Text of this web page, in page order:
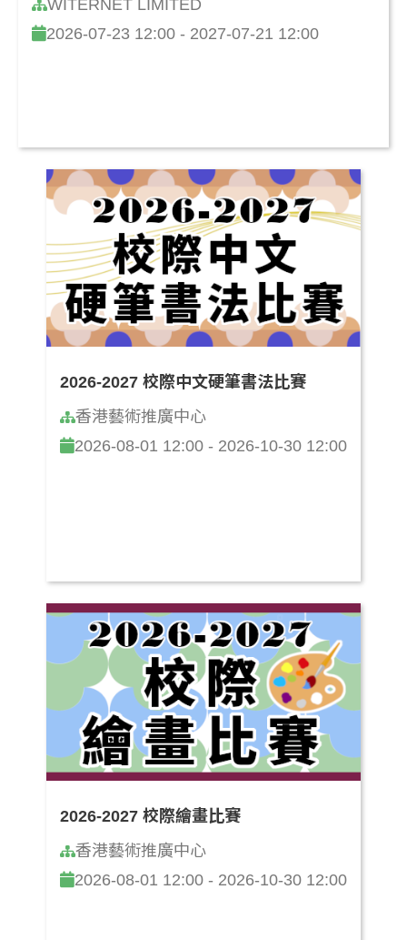
WITERNET LIMITED
2026-07-23 12:00 - 2027-07-21 12:00
2026-2027 校際中文硬筆書法比賽
香港藝術推廣中心
2026-08-01 12:00 - 2026-10-30 12:00
2026-2027 校際繪畫比賽
香港藝術推廣中心
2026-08-01 12:00 - 2026-10-30 12:00